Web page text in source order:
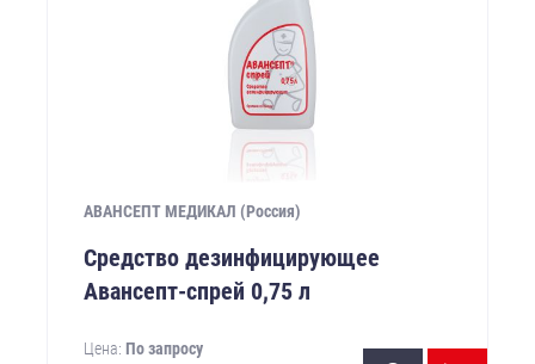
АВАНСЕПТ МЕДИКАЛ (Россия)
Средство дезинфицирующее
Авансепт-спрей 0,75 л
Цена: По запросу